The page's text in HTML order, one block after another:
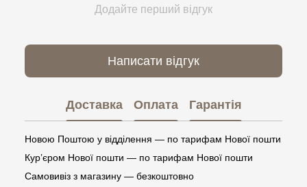
Додайте перший відгук
Написати відгук
Доставка Оплата Гарантія
Новою Поштою у відділення — по тарифам Нової пошти
Кур’єром Нової пошти — по тарифам Нової пошти
Самовивіз з магазину — безкоштовно